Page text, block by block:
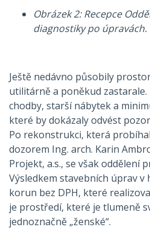
Obrázek 2: Recepce
diagnostiky po úpravách.
Ještě nedávno působily
utilitárně a poněkud zastarale.
chodby, starší nábytek a
které by dokázaly odvést
Po rekonstrukci, která
dozorem Ing. arch. Karin
Projekt, a.s., se však oddělení
Výsledkem stavebních úprav v
korun bez DPH, které
je prostředí, které je tlumeně
jednoznačně „ženské“.